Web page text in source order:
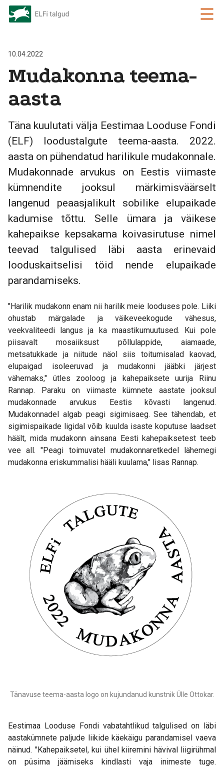
10.04.2022
Mudakonna teema-
aasta
Täna kuulutati välja Eestimaa Looduse Fondi
(ELF) loodustalgute teema-aasta. 2022.
aasta on pühendatud harilikule mudakonnale.
Mudakonnade arvukus on Eestis viimaste
kümnendite jooksul märkimisväärselt
langenud peaasjalikult sobilike elupaikade
kadumise tõttu. Selle ümara ja väikese
kahepaikse kepsakama koivasirutuse nimel
teevad talgulised läbi aasta erinevaid
looduskaitselisi töid nende elupaikade
parandamiseks.
"Harilik mudakonn enam nii harilik meie looduses pole. Liiki
ohustab märgalade ja väikeveekogude vähesus,
veekvaliteedi langus ja ka maastikumuutused. Kui pole
piisavalt mosaiiksust põllulappide, aiamaade,
metsatukkade ja niitude näol siis toitumisalad kaovad,
elupaigad isoleeruvad ja mudakonni jääbki järjest
vähemaks," ütles zooloog ja kahepaiksete uurija Riinu
Rannap. Paraku on viimaste kümnete aastate jooksul
mudakonnade arvukus Eestis kõvasti langenud.
Mudakonnadel algab peagi sigimisaeg. See tähendab, et
sigimispaikade ligidal võib kuulda isaste koputuse laadset
häält, mida mudakonn ainsana Eesti kahepaiksetest teeb
vee all. "Peagi toimuvatel mudakonnaretkedel lähemegi
mudakonna eriskummalisi hääli kuulama," lisas Rannap.
Tänavuse teema-aasta logo on kujundanud kunstnik Ülle Ottokar.
Eestimaa Looduse Fondi vabatahtlikud talgulised on läbi
aastakümnete paljude liikide käekäigu parandamisel vaeva
näinud. "Kahepaiksetel, kui ühel kiiremini hävival liigirühmal
on püsima jäämiseks kindlasti vaja inimeste tuge.